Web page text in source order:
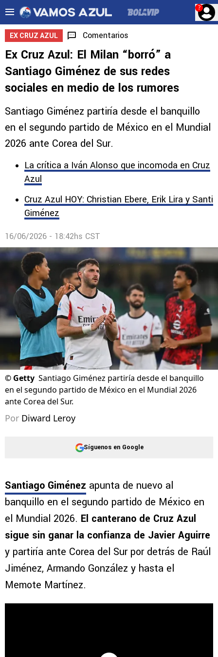
?
EX CRUZ AZUL Comentarios
Ex Cruz Azul: El Milan “borró” a
Santiago Giménez de sus redes
sociales en medio de los rumores
Santiago Giménez partiría desde el banquillo
en el segundo partido de México en el Mundial
2026 ante Corea del Sur.
La crítica a Iván Alonso que incomoda en Cruz
Azul
Cruz Azul HOY: Christian Ebere, Erik Lira y Santi
Giménez
16/06/2026 - 18:42hs CST
© Getty Santiago Giménez partiría desde el banquillo
en el segundo partido de México en el Mundial 2026
ante Corea del Sur.
Por Diward Leroy
Síguenos en Google
Santiago Giménez apunta de nuevo al
banquillo en el segundo partido de México en
el Mundial 2026. El canterano de Cruz Azul
sigue sin ganar la confianza de Javier Aguirre
y partiría ante Corea del Sur por detrás de Raúl
Jiménez, Armando González y hasta el
Memote Martínez.